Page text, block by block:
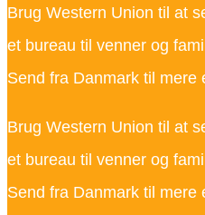
Brug Western Union til at
et bureau til venner og
Send fra Danmark til
Brug Western Union til at
et bureau til venner og
Send fra Danmark til mere